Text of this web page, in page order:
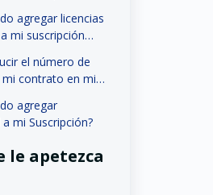
agregar licencias
mi suscripción
el número de
mi contrato en mi
agregar
mi Suscripción?
le apetezca